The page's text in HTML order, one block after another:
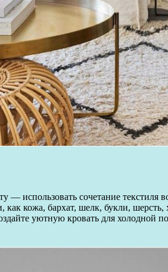
— использовать сочетание
кожа, бархат, шелк, букли,
уютную кровать для холодной